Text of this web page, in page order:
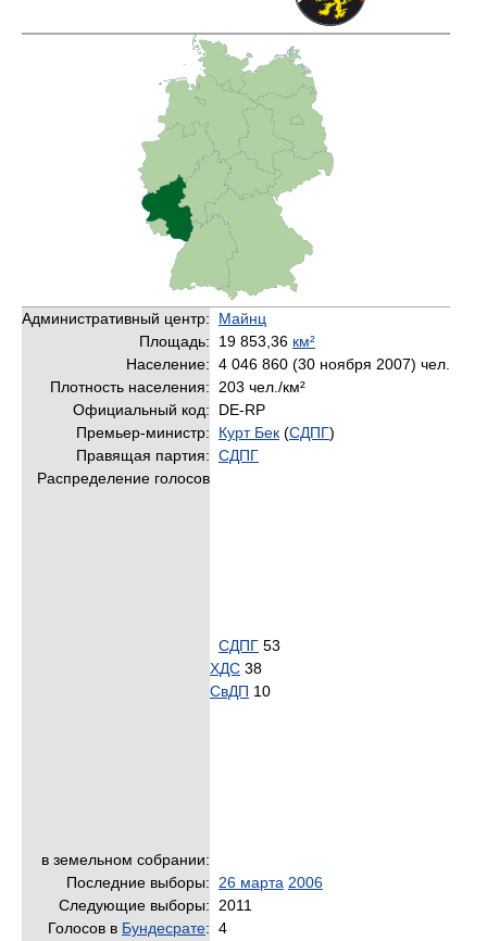
Административный центр:
Майнц
Площадь: 19 853,36 км²
Население: 4 046 860 (30 ноября 2007) чел.
Плотность населения: 203 чел./км²
Официальный код: DE-RP
Премьер-министр:
Курт Бек (СДПГ)
Правящая партия: СДПГ
Распределение голосов
в земельном собрании:
СДПГ 53
ХДС 38
СвДП 10
Последние выборы: 26 марта 2006
Следующие выборы: 2011
Голосов в Бундесрате: 4